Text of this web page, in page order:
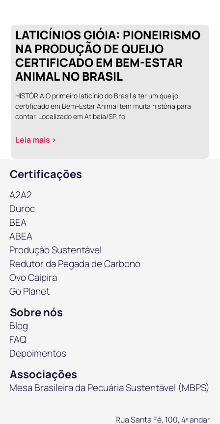
LATICÍNIOS GIÓIA: PIONEIRISMO
NA PRODUÇÃO DE QUEIJO
CERTIFICADO EM BEM-ESTAR
ANIMAL NO BRASIL
HISTÓRIA O primeiro laticínio do Brasil a ter um queijo
certificado em Bem-Estar Animal tem muita história para
contar. Localizado em Atibaia/SP, foi
Leia mais >
Certificações
A2A2
Duroc
BEA
ABEA
Produção Sustentável
Redutor da Pegada de Carbono
Ovo Caipira
Go Planet
Sobre nós
Blog
FAQ
Depoimentos
Associações
Mesa Brasileira da Pecuária Sustentável (MBPS)
Rua Santa Fé, 100, 4º andar